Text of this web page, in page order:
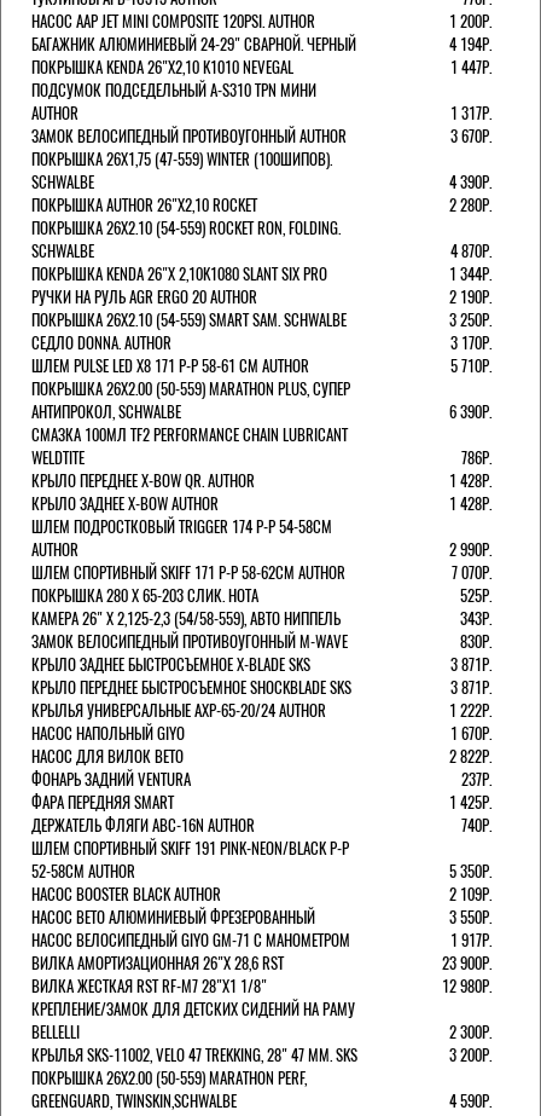
НАСОС AAP JET MINI COMPOSITE 120PSI. AUTHOR
1 200Р.
БАГАЖНИК АЛЮМИНИЕВЫЙ 24-29" СВАРНОЙ. ЧЕРНЫЙ
4 194Р.
ПОКРЫШКА KENDA 26"Х2,10 K1010 NEVEGAL
1 447Р.
ПОДСУМОК ПОДСЕДЕЛЬНЫЙ A-S310 TPN МИНИ
AUTHOR
1 317Р.
ЗАМОК ВЕЛОСИПЕДНЫЙ ПРОТИВОУГОННЫЙ AUTHOR
3 670Р.
ПОКРЫШКА 26X1,75 (47-559) WINTER (100ШИПОВ).
SCHWALBE
4 390Р.
ПОКРЫШКА AUTHOR 26"Х2,10 ROCKET
2 280Р.
ПОКРЫШКА 26X2.10 (54-559) ROCKET RON, FOLDING.
SCHWALBE
4 870Р.
ПОКРЫШКА KENDA 26"Х 2,10K1080 SLANT SIX PRO
1 344Р.
РУЧКИ НА РУЛЬ AGR ERGO 20 AUTHOR
2 190Р.
ПОКРЫШКА 26X2.10 (54-559) SMART SAM. SCHWALBE
3 250Р.
СЕДЛО DONNA. AUTHOR
3 170Р.
ШЛЕМ PULSE LED X8 171 Р-Р 58-61 СМ AUTHOR
5 710Р.
ПОКРЫШКА 26X2.00 (50-559) MARATHON PLUS, СУПЕР
АНТИПРОКОЛ, SCHWALBE
6 390Р.
СМАЗКА 100МЛ TF2 PERFORMANCE CHAIN LUBRICANT
WELDTITE
786Р.
КРЫЛО ПЕРЕДНЕЕ X-BOW QR. AUTHOR
1 428Р.
КРЫЛО ЗАДНЕЕ X-BOW AUTHOR
1 428Р.
ШЛЕМ ПОДРОСТКОВЫЙ TRIGGER 174 Р-Р 54-58СМ
AUTHOR
2 990Р.
ШЛЕМ СПОРТИВНЫЙ SKIFF 171 Р-Р 58-62СМ AUTHOR
7 070Р.
ПОКРЫШКА 280 X 65-203 СЛИК. HOTA
525Р.
КАМЕРА 26" X 2,125-2,3 (54/58-559), АВТО НИППЕЛЬ
343Р.
ЗАМОК ВЕЛОСИПЕДНЫЙ ПРОТИВОУГОННЫЙ M-WAVE
830Р.
КРЫЛО ЗАДНЕЕ БЫСТРОСЪЕМНОЕ X-BLADE SKS
3 871Р.
КРЫЛО ПЕРЕДНЕЕ БЫСТРОСЪЕМНОЕ SHOCKBLADE SKS
3 871Р.
КРЫЛЬЯ УНИВЕРСАЛЬНЫЕ AXP-65-20/24 AUTHOR
1 222Р.
НАСОС НАПОЛЬНЫЙ GIYO
1 670Р.
НАСОС ДЛЯ ВИЛОК ВЕТО
2 822Р.
ФОНАРЬ ЗАДНИЙ VENTURA
237Р.
ФАРА ПЕРЕДНЯЯ SMART
1 425Р.
ДЕРЖАТЕЛЬ ФЛЯГИ ABC-16N AUTHOR
740Р.
ШЛЕМ СПОРТИВНЫЙ SKIFF 191 PINK-NEON/BLACK Р-Р
52-58СМ AUTHOR
5 350Р.
НАСОС BOOSTER BLACK AUTHOR
2 109Р.
НАСОС BETO АЛЮМИНИЕВЫЙ ФРЕЗЕРОВАННЫЙ
3 550Р.
НАСОС ВЕЛОСИПЕДНЫЙ GIYO GM-71 С МАНОМЕТРОМ
1 917Р.
ВИЛКА АМОРТИЗАЦИОННАЯ 26"Х 28,6 RST
23 900Р.
ВИЛКА ЖЕСТКАЯ RST RF-M7 28"Х1 1/8"
12 980Р.
КРЕПЛЕНИЕ/ЗАМОК ДЛЯ ДЕТСКИХ СИДЕНИЙ НА РАМУ
BELLELLI
2 300Р.
КРЫЛЬЯ SKS-11002, VELO 47 TREKKING, 28" 47 ММ. SKS
3 200Р.
ПОКРЫШКА 26X2.00 (50-559) MARATHON PERF,
GREENGUARD, TWINSKIN,SCHWALBE
4 590Р.